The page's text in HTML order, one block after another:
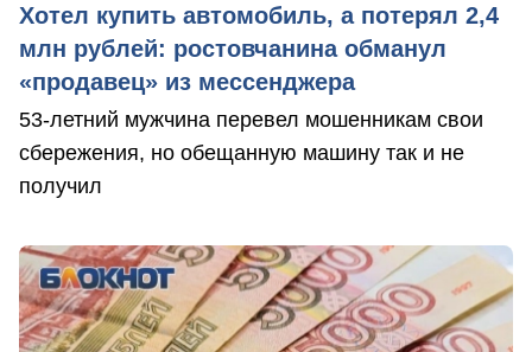
Хотел купить автомобиль, а потерял 2,4
млн рублей: ростовчанина обманул
«продавец» из мессенджера
53-летний мужчина перевел мошенникам свои
сбережения, но обещанную машину так и не
получил